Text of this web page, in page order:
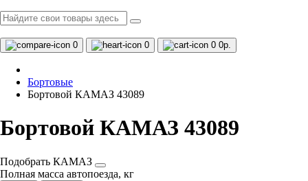
0 0 0 0р.
Бортовые
Бортовой КАМАЗ 43089
Бортовой КАМАЗ 43089
Подобрать КАМАЗ
Полная масса автопоезда, кг